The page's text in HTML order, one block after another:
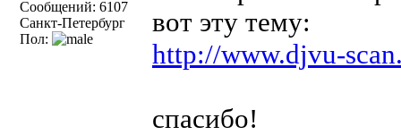
Сообщений: 6107
Санкт-Петербург
Пол:
вот эту тему:
http://www.djvu-
спасибо!